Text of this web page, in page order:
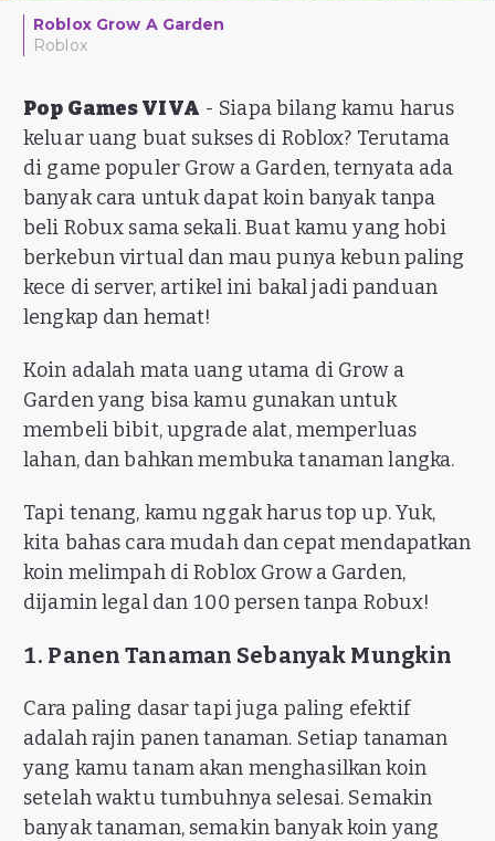
Roblox Grow A Garden
Roblox
Pop Games VIVA - Siapa bilang kamu harus
keluar uang buat sukses di Roblox? Terutama
di game populer Grow a Garden, ternyata ada
banyak cara untuk dapat koin banyak tanpa
beli Robux sama sekali. Buat kamu yang hobi
berkebun virtual dan mau punya kebun paling
kece di server, artikel ini bakal jadi panduan
lengkap dan hemat!
Koin adalah mata uang utama di Grow a
Garden yang bisa kamu gunakan untuk
membeli bibit, upgrade alat, memperluas
lahan, dan bahkan membuka tanaman langka.
Tapi tenang, kamu nggak harus top up. Yuk,
kita bahas cara mudah dan cepat mendapatkan
koin melimpah di Roblox Grow a Garden,
dijamin legal dan 100 persen tanpa Robux!
1. Panen Tanaman Sebanyak Mungkin
Cara paling dasar tapi juga paling efektif
adalah rajin panen tanaman. Setiap tanaman
yang kamu tanam akan menghasilkan koin
setelah waktu tumbuhnya selesai. Semakin
banyak tanaman, semakin banyak koin yang